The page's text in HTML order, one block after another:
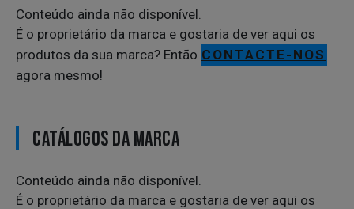
Conteúdo ainda não disponível.
É o proprietário da marca e gostaria de ver aqui os
produtos da sua marca? Então CONTACTE-NOS
agora mesmo!
CATÁLOGOS DA MARCA
Conteúdo ainda não disponível.
É o proprietário da marca e gostaria de ver aqui os